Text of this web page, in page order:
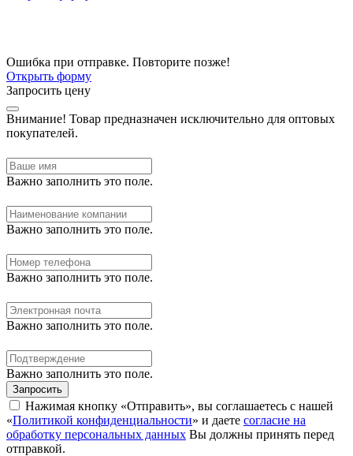
Ошибка при отправке. Повторите позже!
Открыть форму
Запросить цену
Внимание! Товар предназначен исключительно для оптовых
покупателей.
Важно заполнить это поле.
Важно заполнить это поле.
Важно заполнить это поле.
Важно заполнить это поле.
Важно заполнить это поле.
Запросить
Нажимая кнопку «Отправить», вы соглашаетесь с нашей
«Политикой конфиденциальности» и даете согласие на
обработку персональных данных Вы должны принять перед
отправкой.